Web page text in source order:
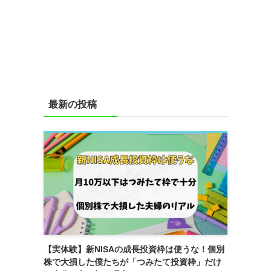
最新の投稿
【実体験】新NISAの成長投資枠は使うな！個別
株で大損した僕たちが「つみたて投資枠」だけ